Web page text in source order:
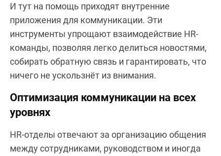
И тут на помощь приходят внутренние
приложения для коммуникации. Эти
инструменты упрощают взаимодействие HR-
команды, позволяя легко делиться новостями,
собирать обратную связь и гарантировать, что
ничего не ускользнёт из внимания.
Оптимизация коммуникации на всех
уровнях
HR-отделы отвечают за организацию общения
между сотрудниками, руководством и иногда